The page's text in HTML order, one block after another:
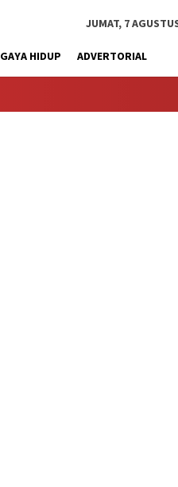
JUMAT, 7
GAYA HIDUP ADVERTORIAL